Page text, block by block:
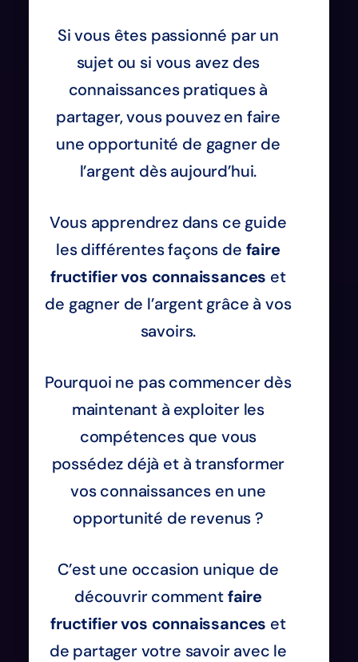
Si vous êtes passionné par un
sujet ou si vous avez des
connaissances pratiques à
partager, vous pouvez en faire
une opportunité de gagner de
l’argent dès aujourd’hui.
Vous apprendrez dans ce guide
les différentes façons de faire
fructifier vos connaissances et
de gagner de l’argent grâce à vos
savoirs.
Pourquoi ne pas commencer dès
maintenant à exploiter les
compétences que vous
possédez déjà et à transformer
vos connaissances en une
opportunité de revenus ?
C’est une occasion unique de
découvrir commentfaire
fructifier vos connaissances et
de partager votre savoir avec le